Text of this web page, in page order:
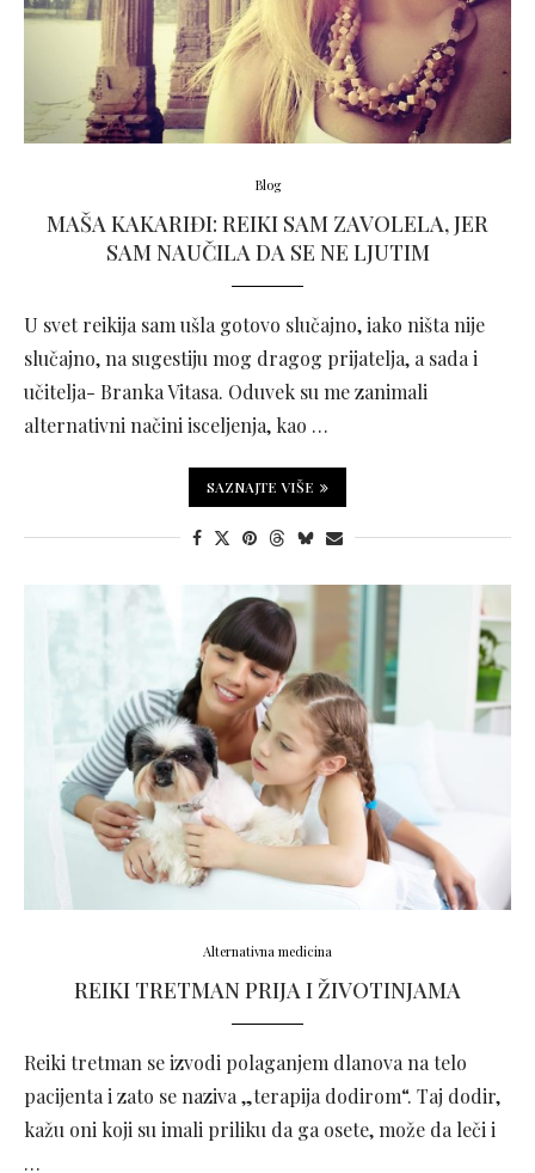
Blog
MAŠA KAKARIĐI: REIKI SAM ZAVOLELA, JER
SAM NAUČILA DA SE NE LJUTIM
U svet reikija sam ušla gotovo slučajno, iako ništa nije
slučajno, na sugestiju mog dragog prijatelja, a sada i
učitelja- Branka Vitasa. Oduvek su me zanimali
alternativni načini isceljenja, kao …
SAZNAJTE VIŠE
Alternativna medicina
REIKI TRETMAN PRIJA I ŽIVOTINJAMA
Reiki tretman se izvodi polaganjem dlanova na telo
pacijenta i zato se naziva „terapija dodirom“. Taj dodir,
kažu oni koji su imali priliku da ga osete, može da leči i
…